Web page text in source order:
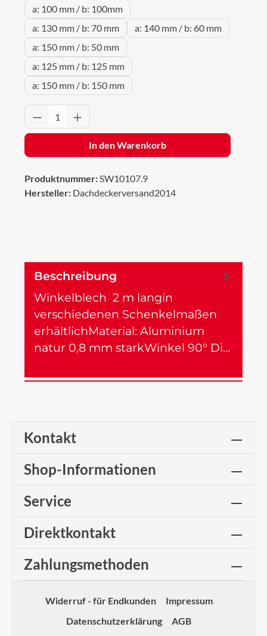
a: 100 mm / b: 100mm
a: 130 mm / b: 70 mm
a: 140 mm / b: 60 mm
a: 150 mm / b: 50 mm
a: 125 mm / b: 125 mm
a: 150 mm / b: 150 mm
Produkt Anzahl: Gib den gewünschten
In den Warenkorb
Produktnummer:SW10107.9
Hersteller: Dachdeckerversand2014
Beschreibung
Winkelblech 2 m langin
verschiedenen Schenkelmaßen
erhältlichMaterial: Aluminium
natur 0,8 mm starkWinkel 90° Di…
Kontakt
Shop-Informationen
Service
Direktkontakt
Zahlungsmethoden
Widerruf - für Endkunden
Impressum
Datenschutzerklärung
AGB